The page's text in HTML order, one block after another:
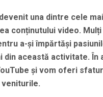
una dintre cele
conținutului video.
a-și împărtăși
din această activitate.
și vom oferi
veniturile.